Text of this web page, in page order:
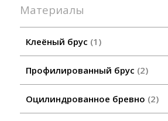
Материалы
Клеёный брус 1
Профилированный брус 2
Оцилиндрованное бревно 2